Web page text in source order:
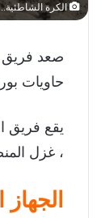
الكرة الشاطئية..
صعد فريق
حاويات بورسعيد بنتيجة 2 / 0 خلال المباراة
يقع فريق
، غزل